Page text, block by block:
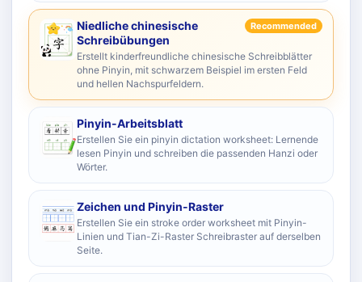
Niedliche chinesische
Schreibübungen
Recommended
Erstellt kinderfreundliche chinesische Schreibblätter
ohne Pinyin, mit schwarzem Beispiel im ersten Feld
und hellen Nachspurfeldern.
Pinyin-Arbeitsblatt
Erstellen Sie ein pinyin dictation worksheet: Lernende
lesen Pinyin und schreiben die passenden Hanzi oder
Wörter.
Zeichen und Pinyin-Raster
Erstellen Sie ein stroke order worksheet mit Pinyin-
Linien und Tian-Zi-Raster Schreibraster auf derselben
Seite.